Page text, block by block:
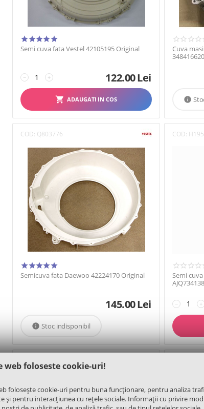
Semi cuva fata Vestel 42105195 Original
+
− 122.00Lei
ADAUGATI IN COS
Cuva

COD: Q803776
Semicuva fata Daewoo 42224170 Original
145.00Lei
Stoc indisponibil

COD:
Semi
+
−
COD:
web foloseste cookie-uri!
folosește cookie-uri pentru buna funcționare, pentru analiza
și pentru interacțiunea cu rețele sociale. Informații cu privire